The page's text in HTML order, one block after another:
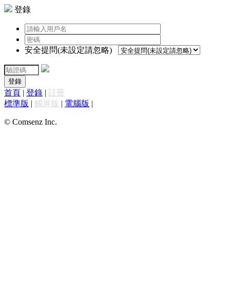
登錄
安全提問(未設定請忽略)
登錄
首頁 | 登錄 | 註冊
標準版 | 觸屏版 | 電腦版 |
© Comsenz Inc.